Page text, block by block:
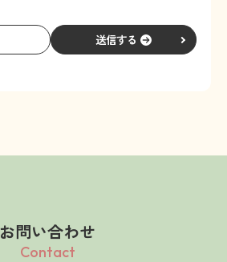
送信する
お問い合わせ
Contact